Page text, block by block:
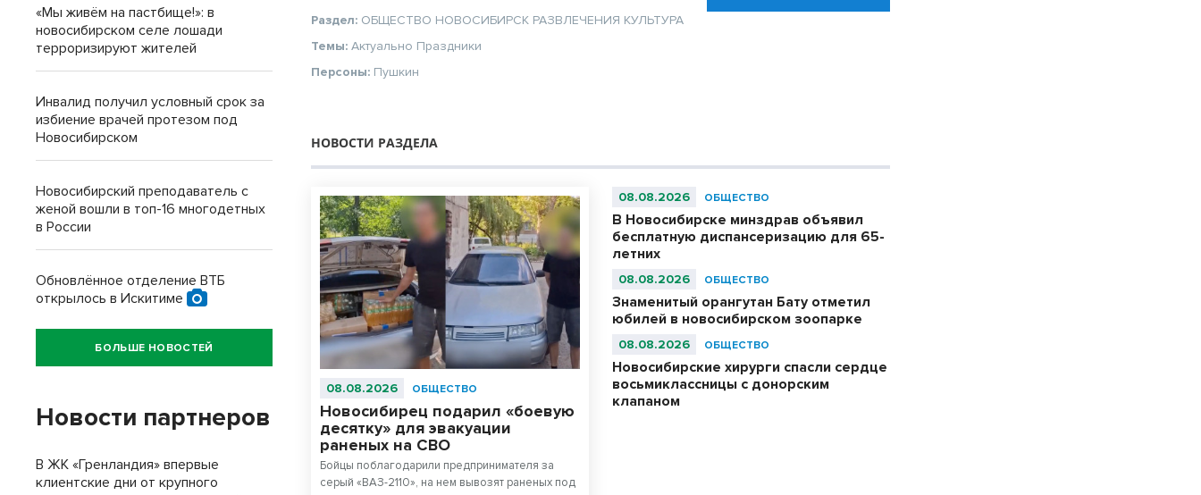
Раздел: ОБЩЕСТВО НОВОСИБИРСК РАЗВЛЕЧЕНИЯ КУЛЬТУРА
Темы:Актуально Праздники
Персоны: Пушкин
НОВОСТИ РАЗДЕЛА
08.08.2026 ОБЩЕСТВО
Новосибирец подарил «боевую
десятку» для эвакуации
раненых на СВО
Бойцы поблагодарили предпринимателя за
серый «ВАЗ-2110», на нем вывозят раненых под
08.08.2026 ОБЩЕСТВО
В Новосибирске минздрав объявил
бесплатную диспансеризацию для 65-
летних
08.08.2026 ОБЩЕСТВО
Знаменитый орангутан Бату отметил
юбилей в новосибирском зоопарке
08.08.2026 ОБЩЕСТВО
Новосибирские хирурги спасли сердце
восьмиклассницы с донорским
клапаном
«Мы живём на пастбище!»: в
новосибирском селе лошади
терроризируют жителей
Инвалид получил условный срок за
избиение врачей протезом под
Новосибирском
Новосибирский преподаватель с
женой вошли в топ-16 многодетных
в России
Обновлённое отделение ВТБ
открылось в Искитиме
БОЛЬШЕ НОВОСТЕЙ
Новости партнеров
В ЖК «Гренландия» впервые
клиентские дни от крупного